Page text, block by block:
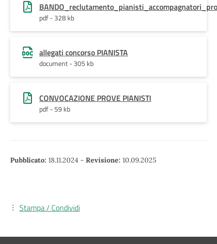
pdf - 328 kb
allegati concorso PIANISTA
document - 305 kb
CONVOCAZIONE PROVE PIANISTI
pdf - 59 kb
Pubblicato: 18.11.2024 - Revisione: 10.09.2025
Stampa / Condividi